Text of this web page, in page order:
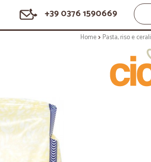
+39 0376 1590669
Home Pasta, riso e cerali